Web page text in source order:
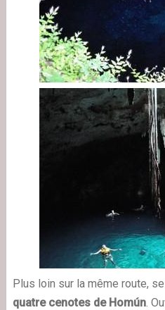
Plus loin sur la même route,
quatre cenotes de Homún.